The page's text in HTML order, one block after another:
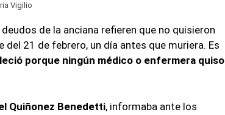
Vigilio
de la anciana refieren que no quisieron
21 de febrero, un día antes que muriera. Es
porque ningún médico o enfermera quiso
Quiñonez Benedetti, informaba ante los